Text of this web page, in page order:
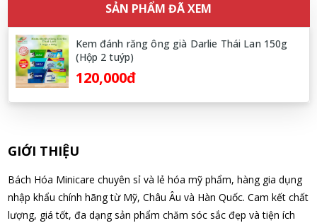
Nguyễn Nhật Quang đã mua sản phẩm Sữa tắm Pigeon Baby
Soap dạng túi 400ml Nhật Bản
08/08/2026
Võ Thị Thanh Tươi đã mua sản phẩm Men Vi Sinh BioGaia
Đặng Hòa Khánh Yên đã mua sản phẩm Men Vi Sinh BioGaia
Nhật Bản lọ 5ml cho trẻ Sơ Sinh
08/08/2026
SẢN PHẨM ĐÃ XEM
Kem đánh răng ông già Darlie Thái Lan 150g
(Hộp 2 tuýp)
120,000đ
GIỚI THIỆU
Bách Hóa Minicare chuyên sỉ và lẻ hóa mỹ phẩm, hàng gia dụng
nhập khẩu chính hãng từ Mỹ, Châu Âu và Hàn Quốc. Cam kết chất
lượng, giá tốt, đa dạng sản phẩm chăm sóc sắc đẹp và tiện ích